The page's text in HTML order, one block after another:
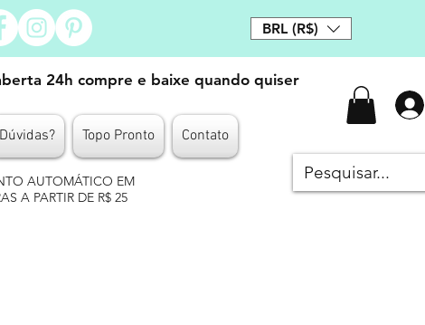
BRL (R$)
24h compre e baixe quando quiser
Dúvidas? Topo Pronto Contato
AUTOMÁTICO EM
A PARTIR DE R$ 25